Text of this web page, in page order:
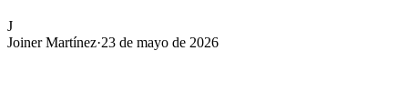
J
Joiner Martínez·23 de mayo de 2026